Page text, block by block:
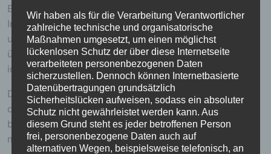
Browser der betroffenen Person von anderen
Internetbrowsern, die andere Cookies enthalten, zu
unterscheiden. Ein bestimmter Internetbrowser kann
über die eindeutige Cookie-ID wiedererkannt und
identifiziert werden.
Durch den Einsatz von Cookies kann den Nutzern
dieser Internetseite nutzerfreundlichere Services
bereitstellen, die ohne die Cookie-Setzung nicht
möglich wären.
Wir haben als für die Verarbeitung Verantwortlicher
zahlreiche technische und organisatorische
Maßnahmen umgesetzt, um einen möglichst
lückenlosen Schutz der über diese Internetseite
verarbeiteten personenbezogenen Daten
sicherzustellen. Dennoch können Internetbasierte
Datenübertragungen grundsätzlich
Sicherheitslücken aufweisen, sodass ein absoluter
Schutz nicht gewährleistet werden kann. Aus
diesem Grund steht es jeder betroffenen Person
frei, personenbezogene Daten auch auf
alternativen Wegen, beispielsweise telefonisch, an